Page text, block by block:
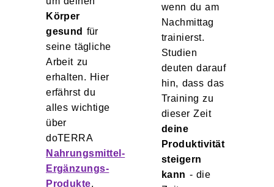
Körper
gesund für
seine tägliche
Arbeit zu
erhalten. Hier
erfährst du
alles wichtige
über
doTERRA
Nahrungsmittel-
Ergänzungs-
Produkte.
wenn du am
Nachmittag
trainierst.
Studien
deuten darauf
hin, dass das
Training zu
dieser Zeit
deine
Produktivität
steigern
kann - die